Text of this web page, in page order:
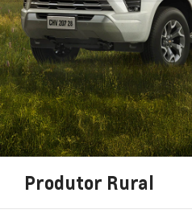
Produtor Rural